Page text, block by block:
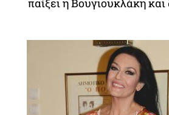
παίξει η Βουγιουκλάκη